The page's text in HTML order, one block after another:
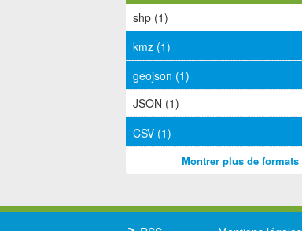
shp (1)
kmz (1)
geojson (1)
JSON (1)
CSV (1)
Montrer plus de formats